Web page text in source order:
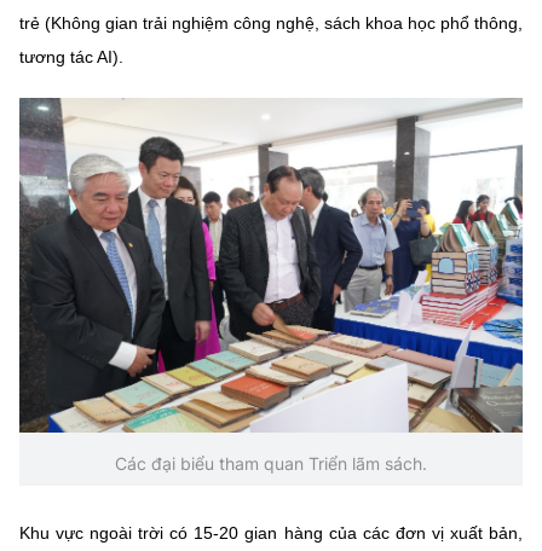
trẻ (Không gian trải nghiệm công nghệ, sách khoa học phổ thông,
tương tác AI).
Các đại biểu tham quan Triển lãm sách.
Khu vực ngoài trời có 15-20 gian hàng của các đơn vị xuất bản,